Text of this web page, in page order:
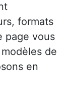
formats
page vous
de
en